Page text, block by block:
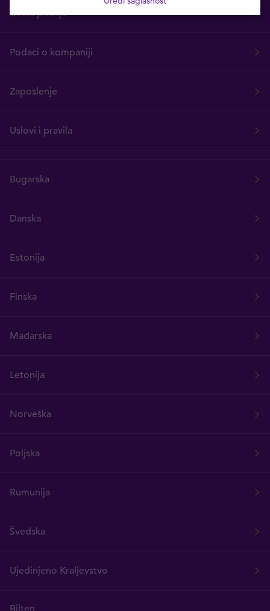
Česta pitanja
Podaci o kompaniji
Zaposlenje
Uslovi i pravila
Bugarska
Danska
Estonija
Finska
Mađarska
Letonija
Norveška
Poljska
Rumunija
Švedska
Ujedinjeno Kraljevstvo